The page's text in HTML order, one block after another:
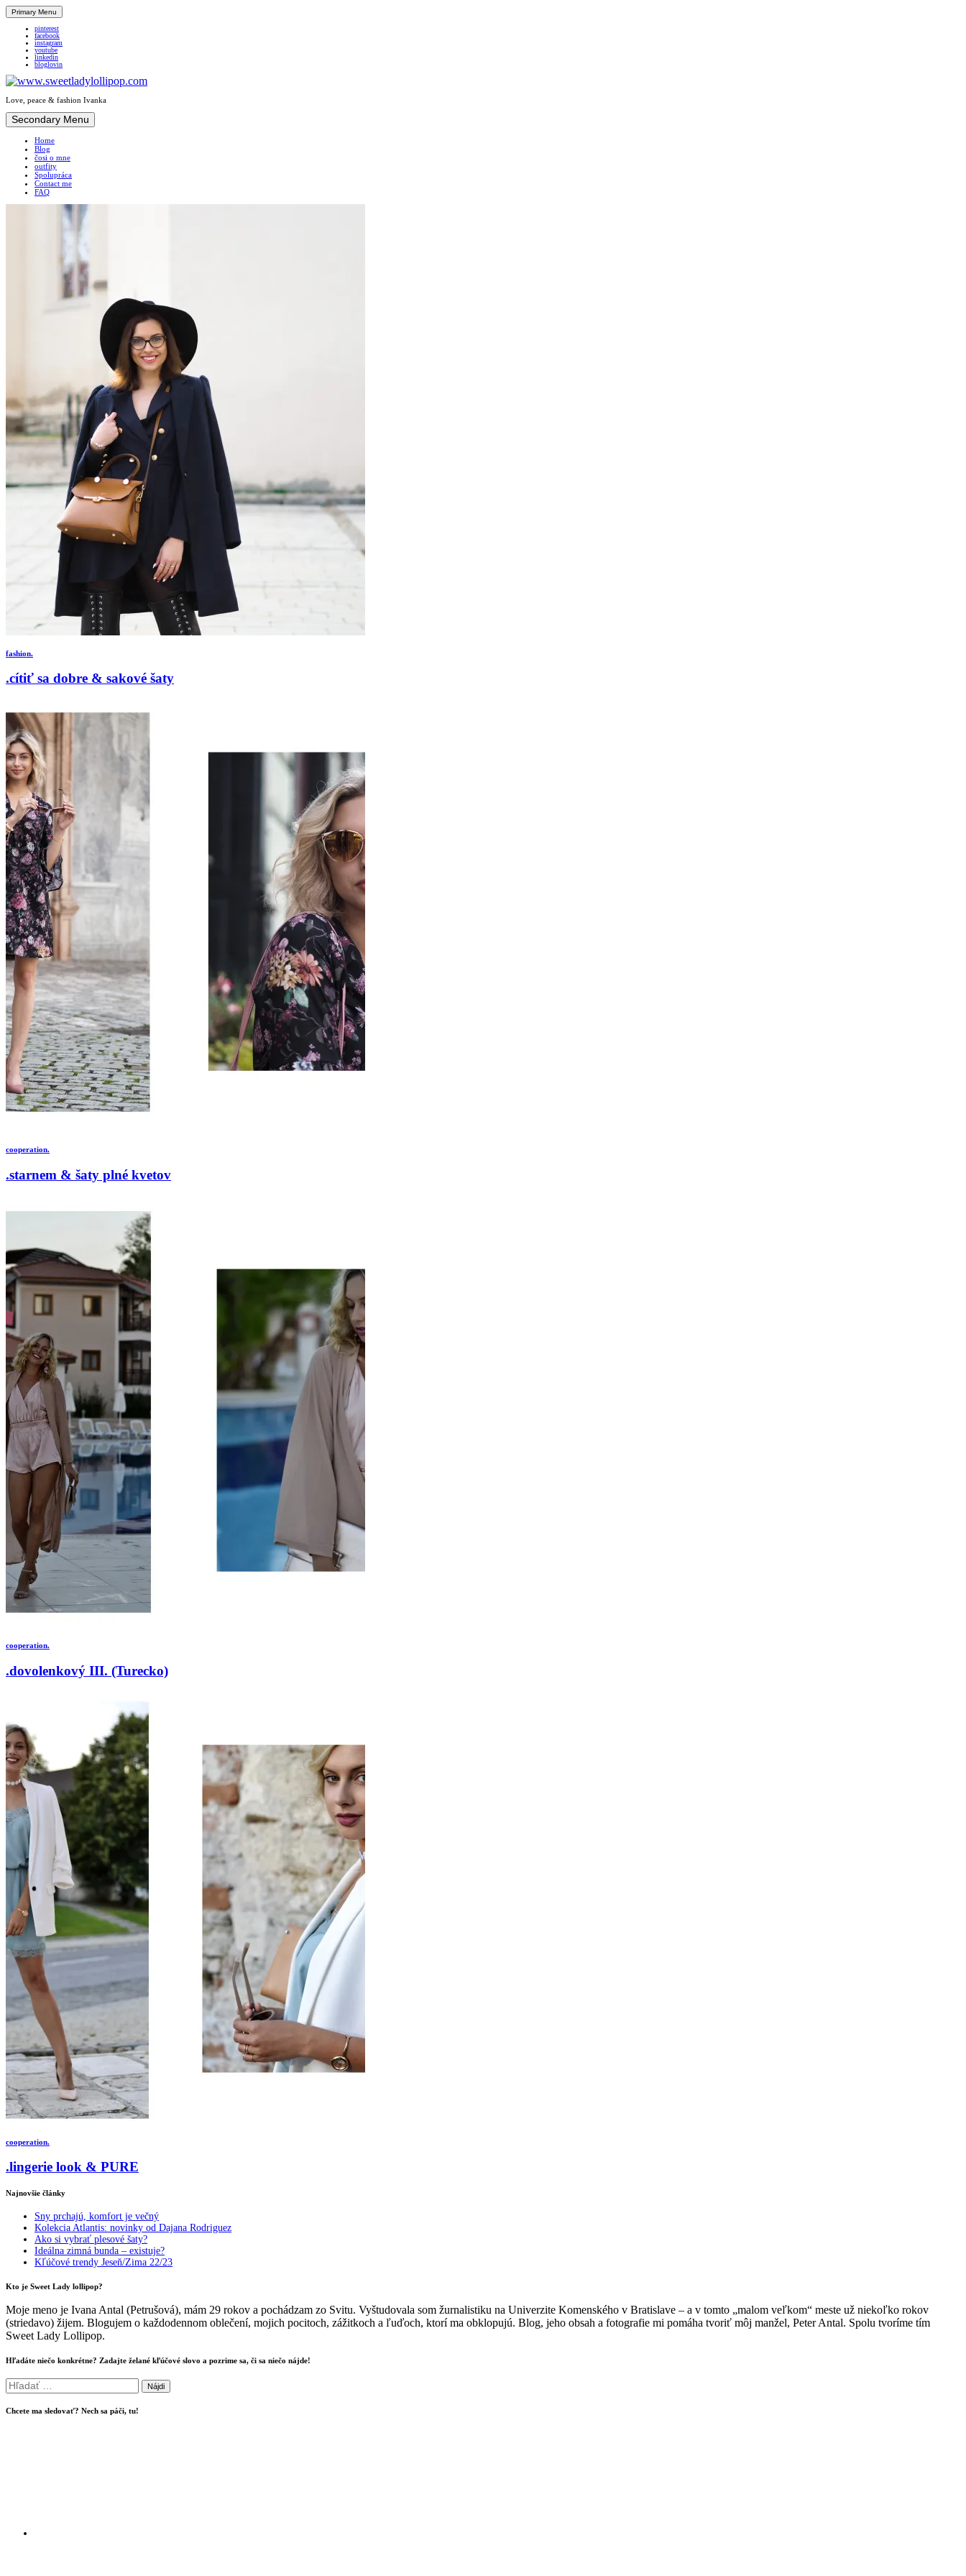
Primary Menu
pinterest
facebook
instagram
youtube
linkedin
bloglovin
Love, peace & fashion Ivanka
Skip
to
content
Secondary Menu
Home
Blog
čosi o mne
outfity
Spolupráca
Contact me
FAQ
fashion.
.cítiť sa dobre & sakové šaty
cooperation.
.starnem & šaty plné kvetov
cooperation.
.dovolenkový III. (Turecko)
cooperation.
.lingerie look & PURE
Najnovšie články
Sny prchajú, komfort je večný
Kolekcia Atlantis: novinky od Dajana Rodriguez
Ako si vybrať plesové šaty?
Ideálna zimná bunda – existuje?
Kľúčové trendy Jeseň/Zima 22/23
Kto je Sweet Lady lollipop?
Moje meno je Ivana Antal (Petrušová), mám 29 rokov a pochádzam zo Svitu. Vyštudovala som žurnalistiku na Univerzite Komenského v Bratislave – a v tomto „malom veľkom“ meste už niekoľko rokov
(striedavo) žijem. Blogujem o každodennom oblečení, mojich pocitoch, zážitkoch a ľuďoch, ktorí ma obklopujú. Blog, jeho obsah a fotografie mi pomáha tvoriť môj manžel, Peter Antal. Spolu tvoríme tím
Sweet Lady Lollipop.
Hľadáte niečo konkrétne? Zadajte želané kľúčové slovo a pozrime sa, či sa niečo nájde!
Hľadať:
Chcete ma sledovať? Nech sa páči, tu!